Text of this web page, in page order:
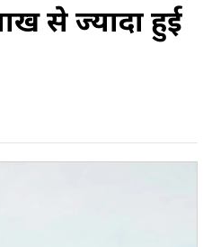
से ज्यादा हुई